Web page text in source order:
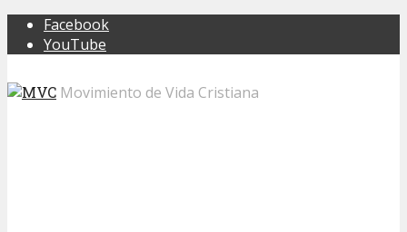
Facebook
YouTube
Movimiento de Vida Cristiana